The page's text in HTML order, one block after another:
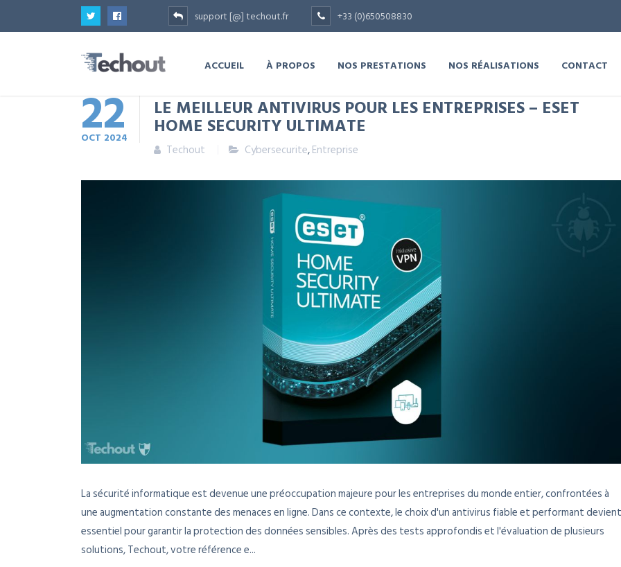
support [@] techout.fr +33 (0)650508830
ACCUEIL À PROPOS NOS PRESTATIONS NOS RÉALISATIONS CONTACT
22
OCT 2024
LE MEILLEUR ANTIVIRUS POUR LES ENTREPRISES – ESET
HOME SECURITY ULTIMATE
Techout Cybersecurite,Entreprise
La sécurité informatique est devenue une préoccupation majeure pour les entreprises du monde entier, confrontées à
une augmentation constante des menaces en ligne. Dans ce contexte, le choix d'un antivirus fiable et performant devient
essentiel pour garantir la protection des données sensibles. Après des tests approfondis et l'évaluation de plusieurs
solutions, Techout, votre référence e...